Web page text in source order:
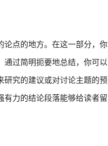
论点的地方。在这一部分，你
通过简明扼要地总结，你可以
研究的建议或对讨论主题的预
有力的结论段落能够给读者留